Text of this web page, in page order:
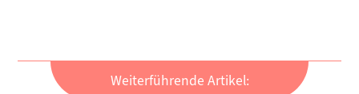
Weiterführende Artikel: